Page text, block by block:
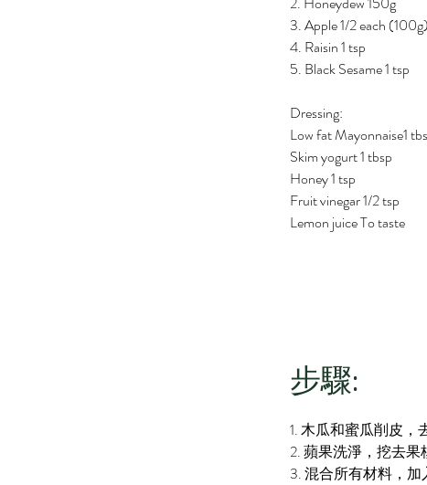
3. Apple 1/2 each (100g)
4. Raisin 1 tsp
5. Black Sesame 1 tsp
Dressing:
Low fat Mayonnaise1
Skim yogurt 1 tbsp
Honey 1 tsp
Fruit vinegar 1/2 tsp
Lemon juice To taste
步驟:
1. 木瓜和蜜瓜削皮，
2. 蘋果洗淨，挖去
3. 混合所有材料，